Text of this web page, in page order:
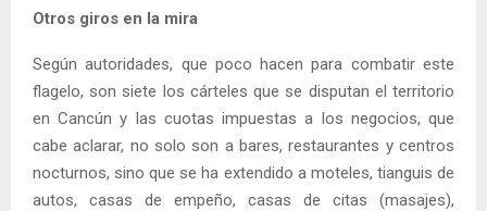
Otros giros en la mira
Según autoridades, que poco hacen para combatir este
flagelo, son siete los cárteles que se disputan el territorio
en Cancún y las cuotas impuestas a los negocios, que
cabe aclarar, no solo son a bares, restaurantes y centros
nocturnos, sino que se ha extendido a moteles, tianguis de
autos, casas de empeño, casas de citas (masajes),